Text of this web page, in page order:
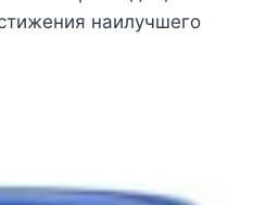
наилучшего